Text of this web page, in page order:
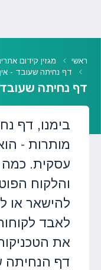
ראשי
מגזין קידום
דף נחיתה שעובד -
דף נחיתה
בימנו, דף
מותרות -
עסקית. כמה
והלקוח
להישאר או
לאבד
את
דף הנחיתה